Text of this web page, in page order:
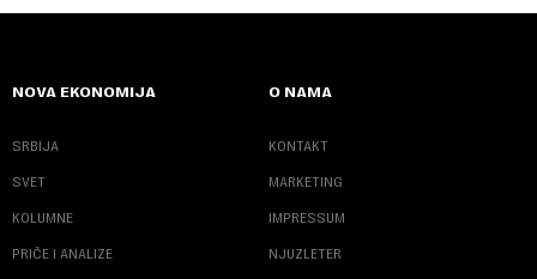
NOVA EKONOMIJA
SRBIJA
SVET
KOLUMNE
PRIČE I ANALIZE
O NAMA
KONTAKT
MARKETING
IMPRESSUM
NJUZLETER